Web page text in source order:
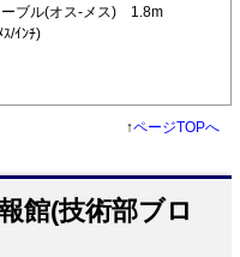
ーブル(オス-メス) 1.8m
/ｲﾝﾁ)
↑ページTOPへ
館(技術部ブロ